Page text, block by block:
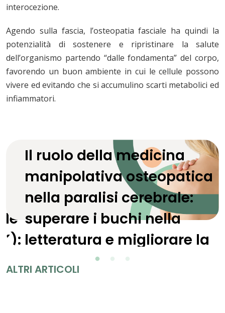
interocezione.
Agendo sulla fascia, l’osteopatia fasciale ha quindi la
potenzialità di sostenere e ripristinare la salute
dell’organismo partendo “dalle fondamenta” del corpo,
favorendo un buon ambiente in cui le cellule possono
vivere ed evitando che si accumulino scarti metabolici ed
infiammatori.
Il ruolo della medicina
manipolativa osteopatica
nella paralisi cerebrale:
superare i buchi nella
letteratura e migliorare la
cura
ALTRI ARTICOLI